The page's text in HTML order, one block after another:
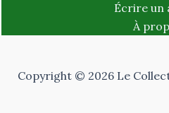
Écrire un
À
Copyright © 2026 Le